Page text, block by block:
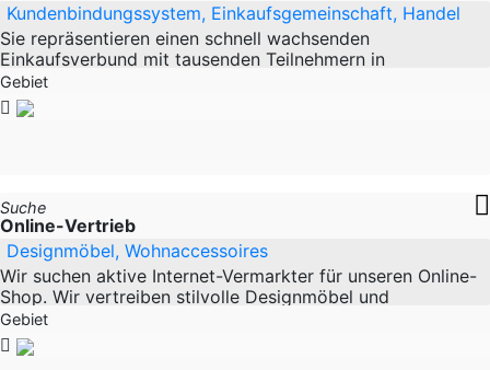
Kundenbindungssystem, Einkaufsgemeinschaft, Handel
Sie repräsentieren einen schnell wachsenden
Einkaufsverbund mit tausenden Teilnehmern in
Deutschland. Das Konzept basiert darauf, den
Verbraucher an seinen
Gebiet
Suche
Online-Vertrieb
Designmöbel, Wohnaccessoires
Wir suchen aktive Internet-Vermarkter für unseren Online-
Shop. Wir vertreiben stilvolle Designmöbel und
einzigartige Wohnaccessoires. Helfen Sie uns mit,
Gebiet